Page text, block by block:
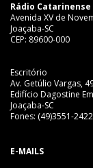
Rádio Catarinense
Avenida XV de
Joaçaba-SC
CEP: 89600-000
Escritório
Av. Getúlio Vargas,
Edifício Dagostine
Joaçaba-SC
Fones: (49)3551-
E-MAILS